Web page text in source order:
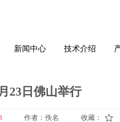
新闻中心 技术介绍
23日佛山举行
作者： 佚名
收藏：